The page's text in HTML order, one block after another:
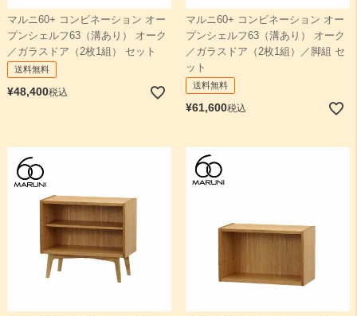
マルニ60+ コンビネーション オー
プンシェルフ63（溝あり） オーク
／ガラスドア（2枚1組） セット
送料無料
¥48,400税込
マルニ60+ コンビネーション オー
プンシェルフ63（溝あり） オーク
／ガラスドア（2枚1組）／脚組 セ
ット
送料無料
¥61,600税込